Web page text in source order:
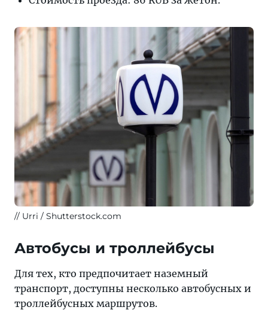
Urri / Shutterstock.com
Автобусы и троллейбусы
Для тех, кто предпочитает наземный
транспорт, доступны несколько автобусных и
троллейбусных маршрутов.